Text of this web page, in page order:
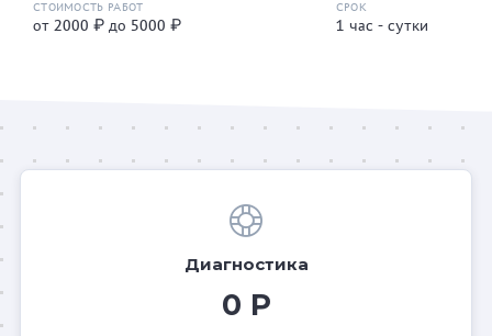
от 2000 ₽ до 5000 ₽ 1 час - сутки
Диагностика
0 Р